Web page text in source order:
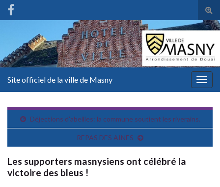
Site officiel de la ville de Masny
Déjections d’abeilles: la commune soutient les riverains.
REPAS DES AINES
Les supporters masnysiens ont célébré la
victoire des bleus !